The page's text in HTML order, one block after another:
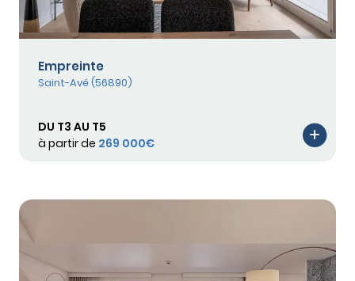
Empreinte
Saint-Avé (56890)
DU T3 AU T5
à partir de 269 000€